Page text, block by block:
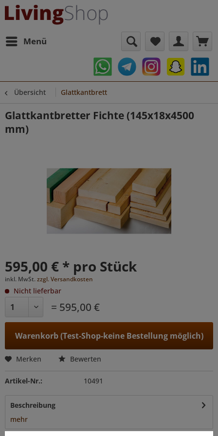
Menü
Übersicht Glattkantbrett
Glattkantbretter Fichte (145x18x4500
mm)
595,00 € * pro Stück
inkl. MwSt. zzgl. Versandkosten
Nicht lieferbar
= 595,00 €
Warenkorb (Test-Shop-keine Bestellung möglich)
Merken Bewerten
Artikel-Nr.: 10491
Beschreibung
mehr